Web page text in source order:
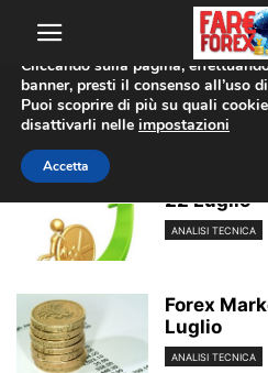
Home Tags Forex market
forex market
22 Luglio
ANALISI TECNICA
Forex
Luglio
ANALISI TECNICA
Utilizziamo i cookie per offrirti la
sito web.
Cliccando sulla pagina,
banner, presti il consenso all’uso
Puoi scoprire di più su quali
disattivarli nelle impostazioni
Accetta